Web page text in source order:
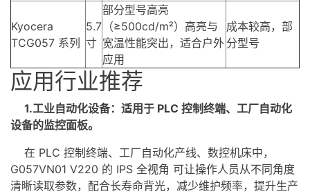
Kyocera
TCG057 系列
5.7
寸
部分型号高亮
（≥500cd/m²）高亮与
宽温性能突出，适合户外
应用
成本较高，部
分型号
应用行业推荐
1.工业自动化设备：适用于 PLC 控制终端、工厂自动化
设备的监控面板。
在 PLC 控制终端、工厂自动化产线、数控机床中，
G057VN01 V220 的 IPS 全视角 可让操作人员从不同角度
清晰读取参数，配合长寿命背光，减少维护频率，提升生产